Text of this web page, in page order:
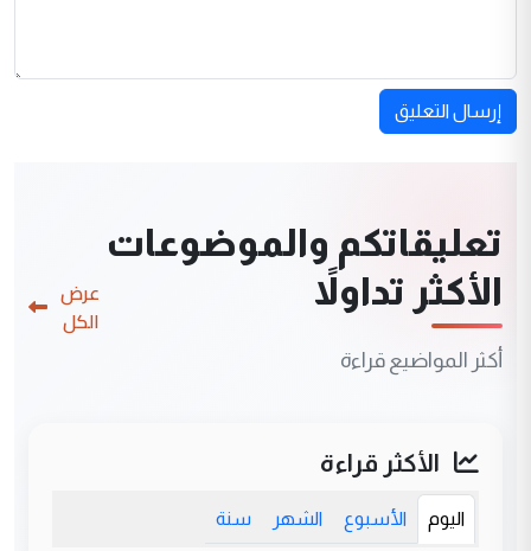
إرسال التعليق
تعليقاتكم والموضوعات
الأكثر تداولاً
أكثر المواضيع قراءة
عرض
الكل
الأكثر قراءة
اليوم الأسبوع الشهر سنة